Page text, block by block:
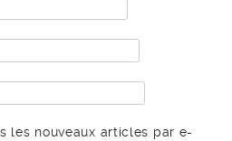
les nouveaux articles par e-